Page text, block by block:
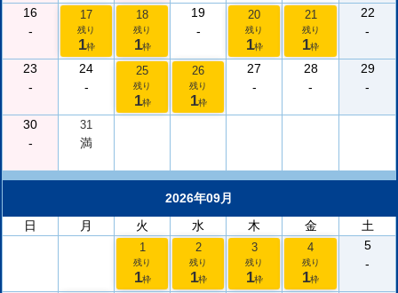
16
-
17
残り
1枠
18
残り
1枠
19
-
20
残り
1枠
21
残り
1枠
22
-
23
-
24
-
25
残り
1枠
26
残り
1枠
27
-
28
-
29
-
30
-
31
満
2026年09月
日
月 火 水 木 金 土
1
残り
1枠
2
残り
1枠
3
残り
1枠
4
残り
1枠
5
-